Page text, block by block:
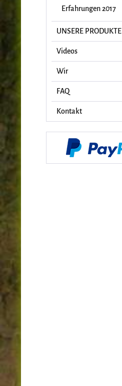
Erfahrungen 2017
UNSERE PRODUKTE
Videos
Wir
FAQ
Kontakt